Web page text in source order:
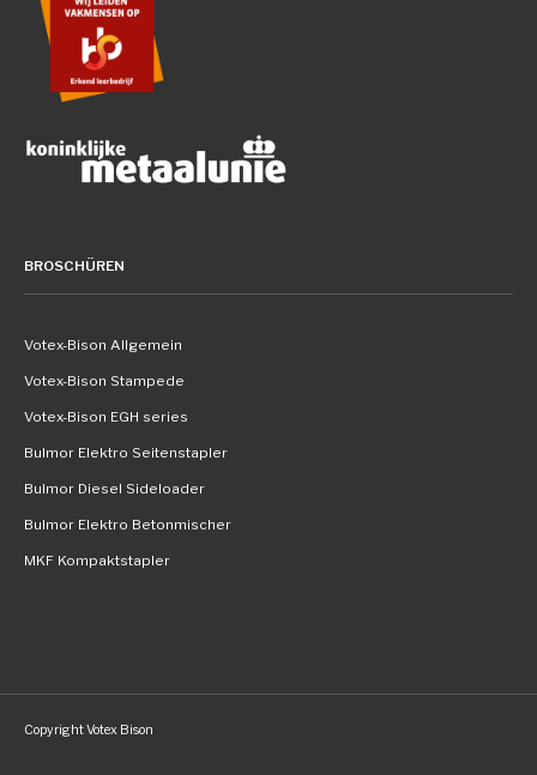
BROSCHÜREN
Votex-Bison Allgemein
Votex-Bison Stampede
Votex-Bison EGH series
Bulmor Elektro Seitenstapler
Bulmor Diesel Sideloader
Bulmor Elektro Betonmischer
MKF Kompaktstapler
Copyright Votex Bison